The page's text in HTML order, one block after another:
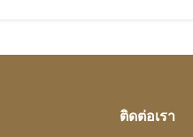
ติดต่อเรา